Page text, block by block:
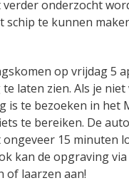
onderzocht
schip te kunnen
op vrijdag 5
laten zien. Als je
is te bezoeken in
te bereiken. De
15
kan de opgraving
of laarzen aan!